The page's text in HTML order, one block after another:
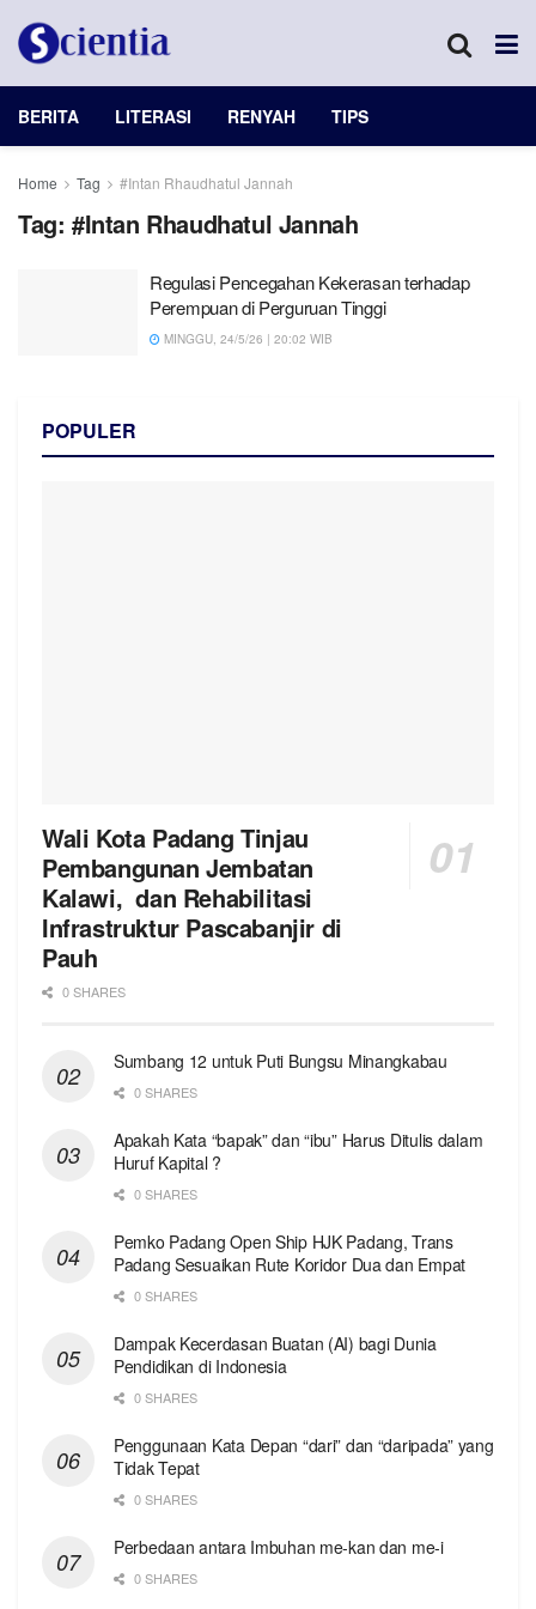
BERITA LITERASI RENYAH TIPS
Home Tag #Intan Rhaudhatul Jannah
Tag: #Intan Rhaudhatul Jannah
Regulasi Pencegahan Kekerasan terhadap
Perempuan di Perguruan Tinggi
MINGGU, 24/5/26 | 20:02 WIB
POPULER
Wali Kota Padang Tinjau
Pembangunan Jembatan
Kalawi, dan Rehabilitasi
Infrastruktur Pascabanjir di
Pauh
0 SHARES
Sumbang 12 untuk Puti Bungsu Minangkabau
0 SHARES
Apakah Kata “bapak” dan “ibu” Harus Ditulis dalam
Huruf Kapital ?
0 SHARES
Pemko Padang Open Ship HJK Padang, Trans
Padang Sesuaikan Rute Koridor Dua dan Empat
0 SHARES
Dampak Kecerdasan Buatan (AI) bagi Dunia
Pendidikan di Indonesia
0 SHARES
Penggunaan Kata Depan “dari” dan “daripada” yang
Tidak Tepat
0 SHARES
Perbedaan antara Imbuhan me-kan dan me-i
0 SHARES